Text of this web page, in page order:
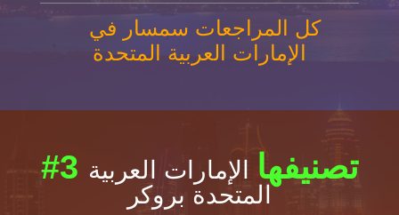
كل المراجعات سمسار في
الإمارات العربية المتحدة
#3 تصنيفها الإمارات العربية
المتحدة بروكر